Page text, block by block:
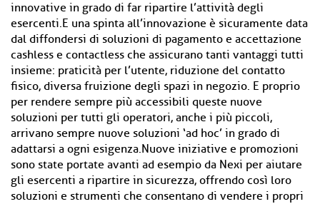
innovative in grado di far ripartire l’attività degli
esercenti.E una spinta all’innovazione è sicuramente data
dal diffondersi di soluzioni di pagamento e accettazione
cashless e contactless che assicurano tanti vantaggi tutti
insieme: praticità per l’utente, riduzione del contatto
fisico, diversa fruizione degli spazi in negozio. E proprio
per rendere sempre più accessibili queste nuove
soluzioni per tutti gli operatori, anche i più piccoli,
arrivano sempre nuove soluzioni ‘ad hoc’ in grado di
adattarsi a ogni esigenza.Nuove iniziative e promozioni
sono state portate avanti ad esempio da Nexi per aiutare
gli esercenti a ripartire in sicurezza, offrendo così loro
soluzioni e strumenti che consentano di vendere i propri